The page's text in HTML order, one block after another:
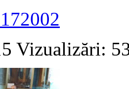
Vizualizări: